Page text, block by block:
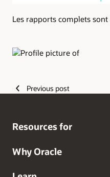
Les rapports complets sont
Previous post
Resources for
Why Oracle